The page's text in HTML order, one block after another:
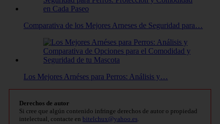
Comparativa de los Mejores Arneses de Seguridad para…
Los Mejores Arnéses para Perros: Análisis y…
Derechos de autor
Si cree que algún contenido infringe derechos de autor o propiedad
intelectual, contacte en bitelchux@yahoo.es.